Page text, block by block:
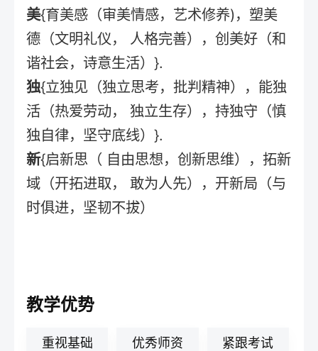
美{育美感（审美情感，艺术修养)，塑美
德（文明礼仪， 人格完善），创美好（和
谐社会，诗意生活）}.
独{立独见（独立思考，批判精神），能独
活（热爱劳动， 独立生存），持独守（慎
独自律，坚守底线）}.
新{启新思（ 自由思想，创新思维），拓新
域（开拓进取， 敢为人先），开新局（与
时俱进，坚韧不拔）
教学优势
重视基础 优秀师资 紧跟考试